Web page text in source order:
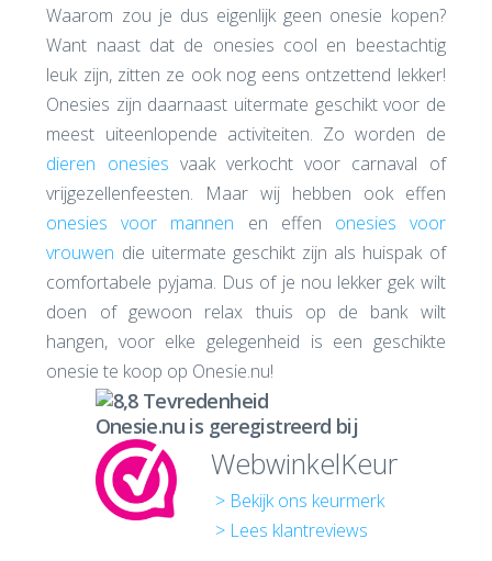
Waarom zou je dus eigenlijk geen onesie kopen?
Want naast dat de onesies cool en beestachtig
leuk zijn, zitten ze ook nog eens ontzettend lekker!
Onesies zijn daarnaast uitermate geschikt voor de
meest uiteenlopende activiteiten. Zo worden de
dieren onesies vaak verkocht voor carnaval of
vrijgezellenfeesten. Maar wij hebben ook effen
onesies voor mannen en effen onesies voor
vrouwen die uitermate geschikt zijn als huispak of
comfortabele pyjama. Dus of je nou lekker gek wilt
doen of gewoon relax thuis op de bank wilt
hangen, voor elke gelegenheid is een geschikte
onesie te koop op Onesie.nu!
Onesie.nu is geregistreerd bij
WebwinkelKeur
> Bekijk ons keurmerk
> Lees klantreviews